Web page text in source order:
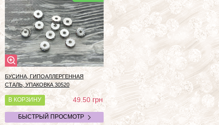
БУСИНА, ГИПОАЛЛЕРГЕННАЯ
СТАЛЬ, УПАКОВКА30520
В КОРЗИНУ 49.50грн
БЫСТРЫЙ ПРОСМОТР